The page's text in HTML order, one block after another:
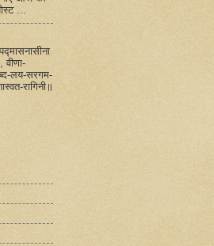
...
वीणा-
लय-सरगम-
रागिनी॥